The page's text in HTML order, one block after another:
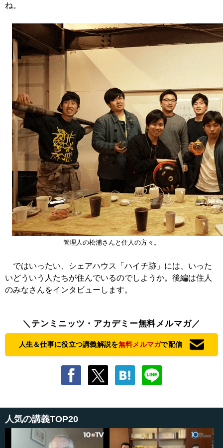
ね。
管理人の松浦さんと住人の方々。
ではいったい、シェアハウス「ハイチ跡」には、いった
いどういう人たちが住んでいるのでしようか。後編は住人
のみなさんをインタビューします。
＼テンミニッツ・アカデミー無料メルマガ／
人生＆仕事に役立つ講義解説を無料メルマガで配信
人気の講義TOP20